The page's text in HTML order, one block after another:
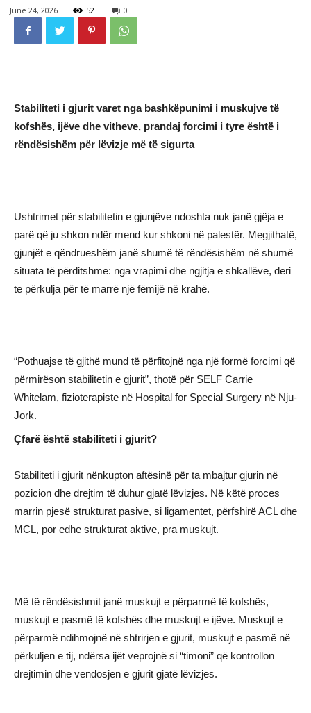
June 24, 2026 52 0
Stabiliteti i gjurit varet nga bashkëpunimi i muskujve të
kofshës, ijëve dhe vitheve, prandaj forcimi i tyre është i
rëndësishëm për lëvizje më të sigurta
Ushtrimet për stabilitetin e gjunjëve ndoshta nuk janë gjëja e
parë që ju shkon ndër mend kur shkoni në palestër. Megjithatë,
gjunjët e qëndrueshëm janë shumë të rëndësishëm në shumë
situata të përditshme: nga vrapimi dhe ngjitja e shkallëve, deri
te përkulja për të marrë një fëmijë në krahë.
“Pothuajse të gjithë mund të përfitojnë nga një formë forcimi që
përmirëson stabilitetin e gjurit”, thotë për SELF Carrie
Whitelam, fizioterapiste në Hospital for Special Surgery në Nju-
Jork.
Çfarë është stabiliteti i gjurit?
Stabiliteti i gjurit nënkupton aftësinë për ta mbajtur gjurin në
pozicion dhe drejtim të duhur gjatë lëvizjes. Në këtë proces
marrin pjesë strukturat pasive, si ligamentet, përfshirë ACL dhe
MCL, por edhe strukturat aktive, pra muskujt.
Më të rëndësishmit janë muskujt e përparmë të kofshës,
muskujt e pasmë të kofshës dhe muskujt e ijëve. Muskujt e
përparmë ndihmojnë në shtrirjen e gjurit, muskujt e pasmë në
përkuljen e tij, ndërsa ijët veprojnë si “timoni” që kontrollon
drejtimin dhe vendosjen e gjurit gjatë lëvizjes.